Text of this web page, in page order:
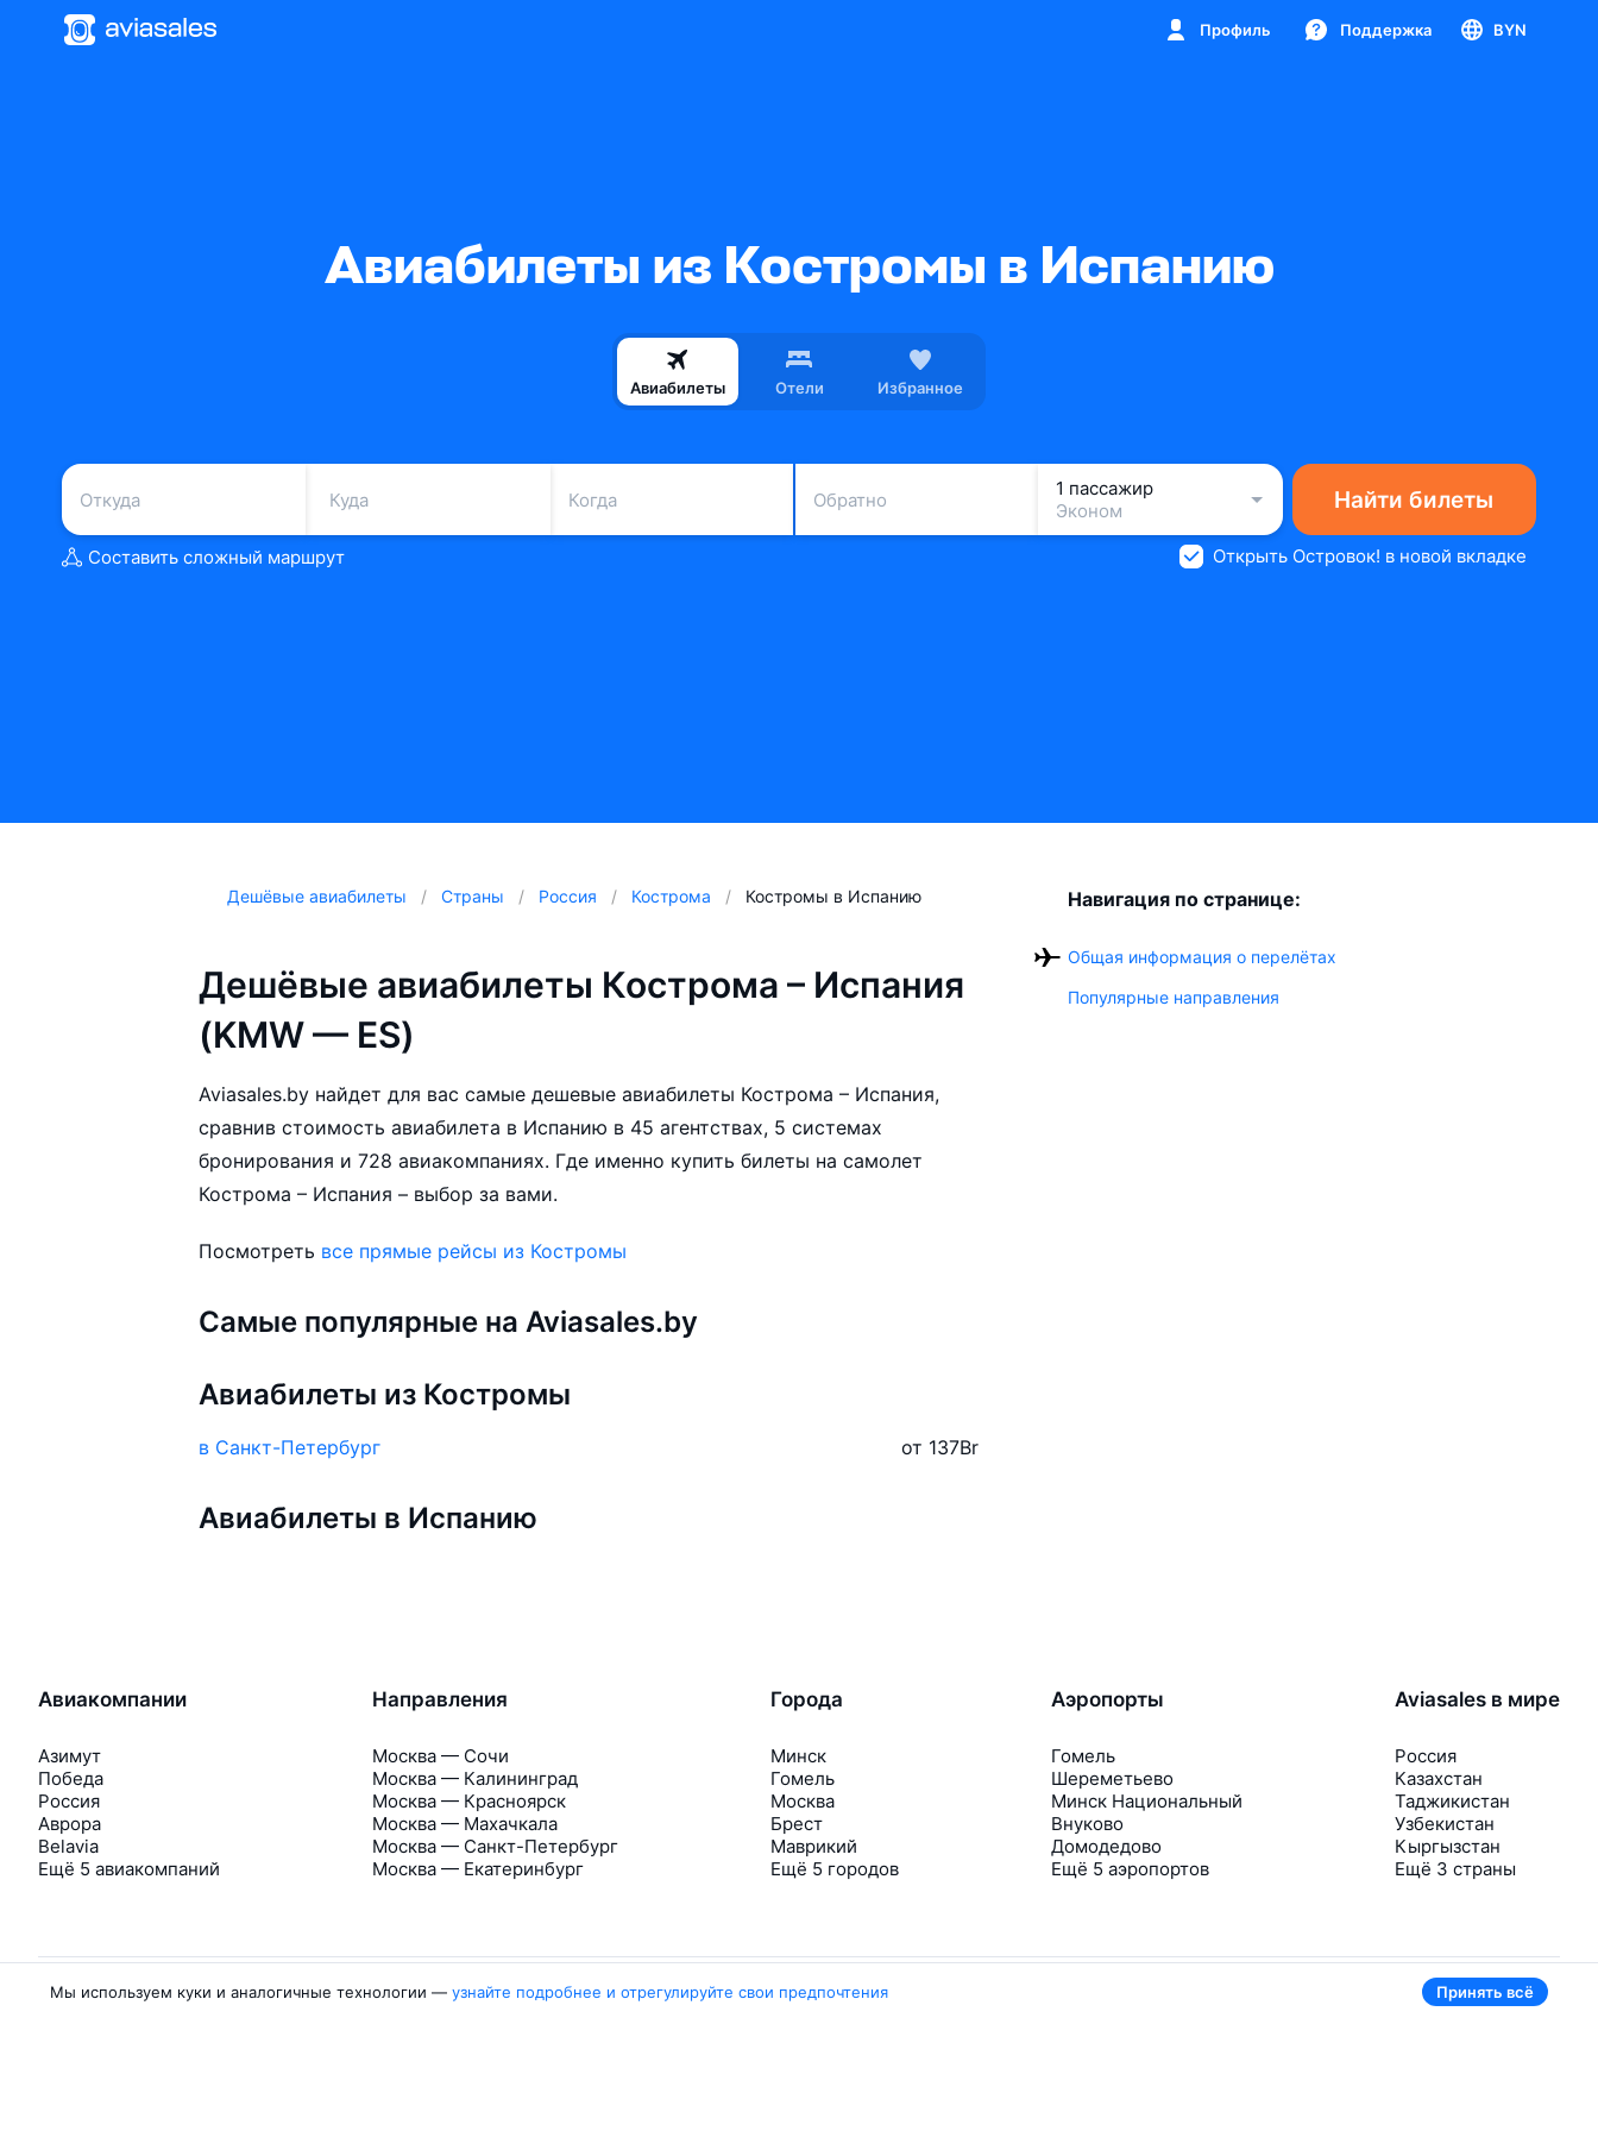
Профиль Поддержка BYN
Авиабилеты из Костромы в Испанию
Авиабилеты Отели Избранное
Когда Обратно
1 пассажир
Эконом
Найти билеты
Составить сложный маршрут Открыть Островок! в новой вкладке
Дешёвые авиабилеты Страны Россия Кострома Костромы в Испанию
Дешёвые авиабилеты Кострома – Испания
(KMW — ES)
Aviasales.by найдет для вас самые дешевые авиабилеты Кострома – Испания,
сравнив стоимость авиабилета в Испанию в 45 агентствах, 5 системах
бронирования и 728 авиакомпаниях. Где именно купить билеты на самолет
Кострома – Испания – выбор за вами.
Посмотреть все прямые рейсы из Костромы
Самые популярные на Aviasales.by
Авиабилеты из Костромы
в Санкт-Петербург от 137Br
Авиабилеты в Испанию
Навигация по странице:
Общая информация о перелётах
Популярные направления
Авиакомпании
Азимут
Победа
Россия
Аврора
Belavia
Ещё 5 авиакомпаний
Направления
Москва — Сочи
Москва — Калининград
Москва — Красноярск
Москва — Махачкала
Москва — Санкт-Петербург
Москва — Екатеринбург
Города
Минск
Гомель
Москва
Брест
Маврикий
Ещё 5 городов
Аэропорты
Гомель
Шереметьево
Минск Национальный
Внуково
Домодедово
Ещё 5 аэропортов
Aviasales в мире
Россия
Казахстан
Таджикистан
Узбекистан
Кыргызстан
Ещё 3 страны
Мы используем куки и аналогичные технологии — узнайте подробнее и отрегулируйте свои предпочтения Принять всё